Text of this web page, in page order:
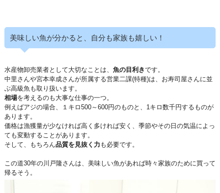
美味しい魚が分かると、自分も家族も嬉しい！
水産物卸売業者として大切なことは、 魚の目利きです。
中里さんや宮本幸成さんが所属する営業二課(特種)は、お寿司屋さんに並
ぶ高級魚も取り扱います。
相場を考えるのも大事な仕事の一つ。
例えばアジの場合、１キロ500～600円のものと、1キロ数千円するものが
あります。
価格は漁獲量が少なければ高く多ければ安く、季節やその日の気温によっ
ても変動することがあります。
そして、もちろん品質を見抜く力 も必要です。
この道30年の川戸隆さんは、美味しい魚があれば時々家族のために買って
帰るそう。